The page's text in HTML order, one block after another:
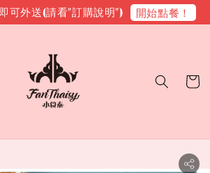
可外送(請看"訂購說明") 開始點餐！